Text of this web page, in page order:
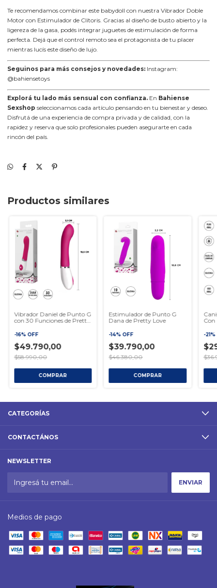
Te recomendamos combinar este babydoll con nuestra Vibrador Doble
Motor con Estimulador de Clítoris. Gracias al diseño de busto abierto y la
ligereza de la gasa, podés integrar juguetes de estimulación de forma
perfecta. Dejá que el control remoto sea el protagonista de tu placer
mientras lucís este diseño de lujo.
Seguinos para más consejos y novedades: Instagram:
@bahiensetoys
Explorá tu lado más sensual con confianza. En Bahiense
Sexshop seleccionamos cada artículo pensando en tu bienestar y deseo.
Disfrutá de una experiencia de compra privada y de calidad, con la
rapidez y reserva que solo profesionales pueden asegurarte en cada
rincón del país.
Productos similares
Vibrador Daniel de Punto G
con 30 Funciones de Pretty
-16% OFF
$49.790,00
$58.990,00
Estimulador de Punto G
Dana de Pretty Love
-14% OFF
$39.790,00
$46.380,00
Con
-21%
CATEGORÍAS
CONTACTÁNOS
NEWSLETTER
Medios de pago